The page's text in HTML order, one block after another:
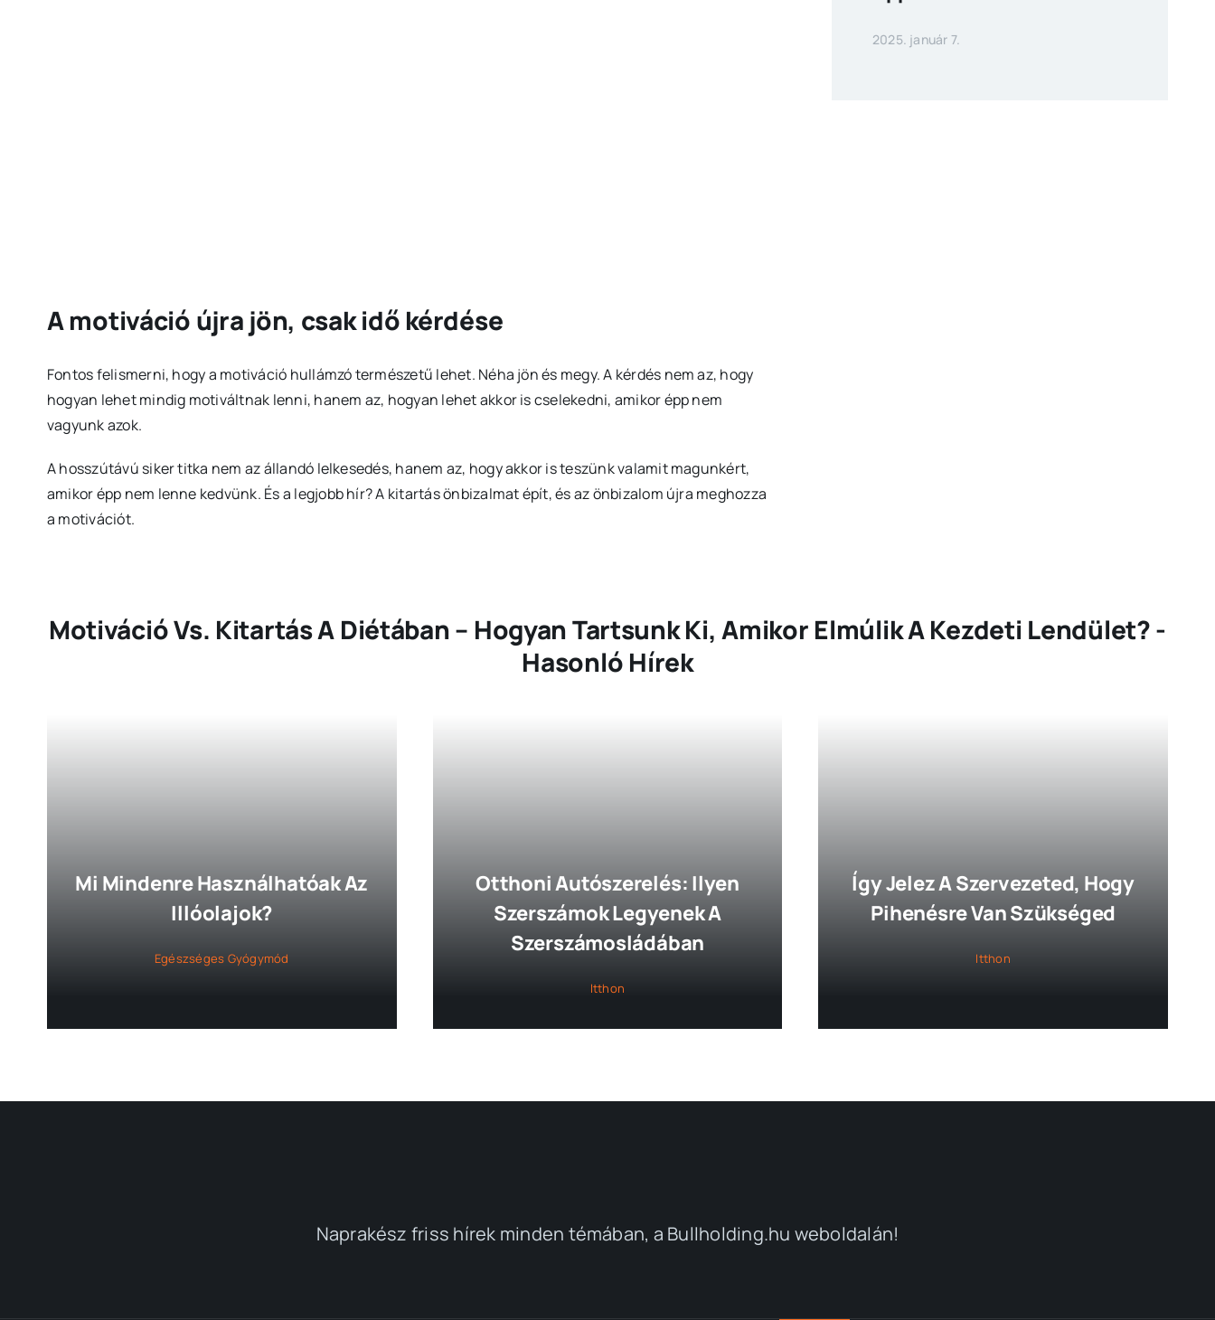
A motiváció újra jön, csak idő kérdése
Fontos felismerni, hogy a motiváció hullámzó természetű lehet. Néha jön és megy. A kérdés nem az, hogy
hogyan lehet mindig motiváltnak lenni, hanem az, hogyan lehet akkor is cselekedni, amikor épp nem
vagyunk azok.
A hosszútávú siker titka nem az állandó lelkesedés, hanem az, hogy akkor is teszünk valamit magunkért,
amikor épp nem lenne kedvünk. És a legjobb hír? A kitartás önbizalmat épít, és az önbizalom újra meghozza
a motivációt.
2025. január 7.
Motiváció Vs. Kitartás A Diétában – Hogyan Tartsunk Ki, Amikor Elmúlik A Kezdeti Lendület? -
Hasonló Hírek
Mi Mindenre Használhatóak Az
Illóolajok?
Egészséges Gyógymód
Otthoni Autószerelés: Ilyen
Szerszámok Legyenek A
Szerszámosládában
Itthon
Így Jelez A Szervezeted, Hogy
Pihenésre Van Szükséged
Itthon
Naprakész friss hírek minden témában, a Bullholding.hu weboldalán!